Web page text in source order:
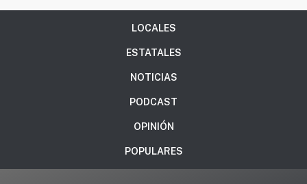
LOCALES
ESTATALES
NOTICIAS
PODCAST
OPINIÓN
POPULARES